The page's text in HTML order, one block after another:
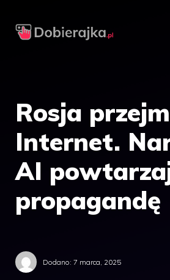
Rosja
Internet.
AI
propagandę
Dodano: 7 marca, 2025